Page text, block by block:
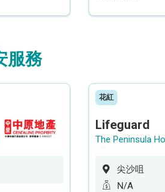
服務
花紅
Lifeguard
The Peninsula
尖沙咀
N/A